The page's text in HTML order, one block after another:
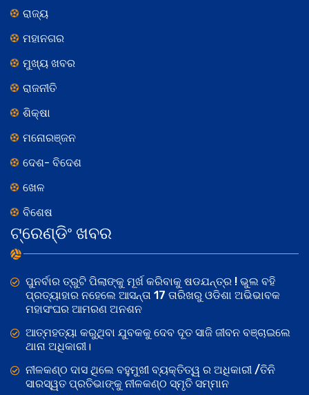
ରାଜ୍ୟ
ମହାନଗର
ମୁଖ୍ୟ ଖବର
ରାଜନୀତି
ଶିକ୍ଷା
ମନୋରଞ୍ଜନ
ଦେଶ- ବିଦେଶ
ଖେଳ
ବିଶେଷ
ଟ୍ରେଣ୍ଡିଂ ଖବର
ପୁନର୍ବାର ତ୍ରୁଟି ପିଲାଙ୍କୁ ମୂର୍ଖ କରିବାକୁ ଷଡଯନ୍ତ୍ର ! ଭୁଲ ବହି
ପ୍ରତ୍ୟାହାର ନହେଲେ ଆସନ୍ତା 17 ତାରିଖରୁ ଓଡିଶା ଅଭିଭାବକ
ମହାସଂଘର ଆମରଣ ଅନଶନ
ଆତ୍ମହତ୍ୟା କରୁଥିବା ଯୁବକକୁ ଦେବ ଦୂତ ସାଜି ଜୀବନ ବଞ୍ଚାଇଲେ
ଥାନା ଅଧିକାରୀ।
ନୀଳକଣ୍ଠ ଦାସ ଥିଲେ ବହୁମୁଖୀ ବ୍ୟକ୍ତିତ୍ୱ ର ଅଧିକାରୀ /ତିନି
ସାରସ୍ୱତ ପ୍ରତିଭାଙ୍କୁ ନୀଳକଣ୍ଠ ସ୍ମୃତି ସମ୍ମାନ